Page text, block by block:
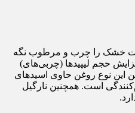
خشک را چرب و مرطوب نگه
حجم لیپیدها (چربی‌های)
نوع روغن حاوی اسیدهای
است. همچنین نارگیل